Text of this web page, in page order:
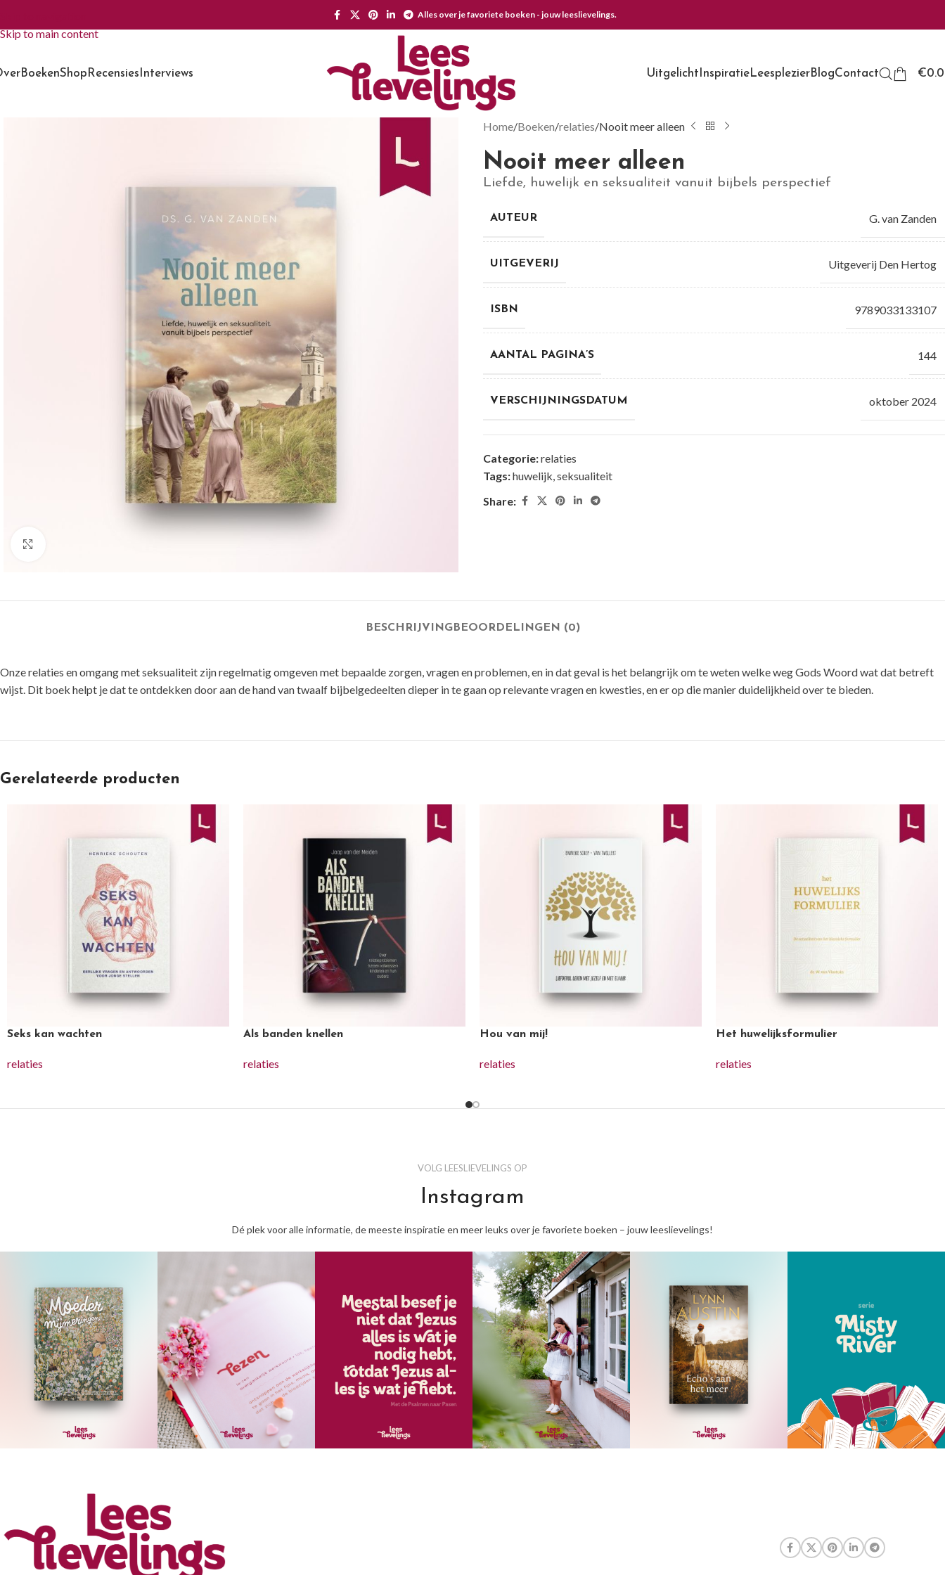
Skip to main content
Alles over je favoriete boeken - jouw leeslievelings.
BoekenShop Recensies Interviews Uitgelicht InspiratieLeesplezierBlogContact €
Home Boeken relaties Nooit meer alleen
Nooit meer alleen
Liefde, huwelijk en seksualiteit vanuit bijbels perspectief
AUTEUR G. van Zanden
UITGEVERIJ Uitgeverij Den Hertog
ISBN 9789033133107
AANTAL PAGINA’S 144
VERSCHIJNINGSDATUM oktober 2024
Categorie:relaties
Tags:huwelijk,seksualiteit
Share:
BESCHRIJVINGBEOORDELINGEN (0)
Onze relaties en omgang met seksualiteit zijn regelmatig omgeven met bepaalde zorgen, vragen en problemen, en in dat geval is het belangrijk om te weten welke weg Gods Woord wat dat betreft
wijst. Dit boek helpt je dat te ontdekken door aan de hand van twaalf bijbelgedeelten dieper in te gaan op relevante vragen en kwesties, en er op die manier duidelijkheid over te bieden.
Gerelateerde producten
Seks kan wachten
relaties
Als banden knellen
relaties
Hou van mij!
relaties
Het huwelijksformulier
relaties
VOLG LEESLIEVELINGS OP
Instagram
Dé plek voor alle informatie, de meeste inspiratie en meer leuks over je favoriete boeken – jouw leeslievelings!